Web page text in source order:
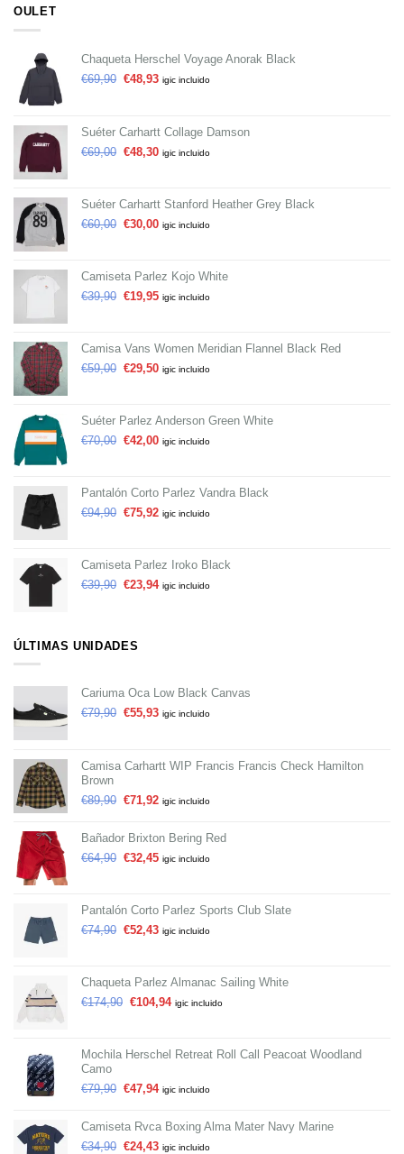
OULET
Chaqueta Herschel Voyage Anorak Black
€69,90 €48,93 igic incluido
Suéter Carhartt Collage Damson
€69,00 €48,30 igic incluido
Suéter Carhartt Stanford Heather Grey Black
€60,00 €30,00 igic incluido
Camiseta Parlez Kojo White
€39,90 €19,95 igic incluido
Camisa Vans Women Meridian Flannel Black Red
€59,00 €29,50 igic incluido
Suéter Parlez Anderson Green White
€70,00 €42,00 igic incluido
Pantalón Corto Parlez Vandra Black
€94,90 €75,92 igic incluido
Camiseta Parlez Iroko Black
€39,90 €23,94 igic incluido
ÚLTIMAS UNIDADES
Cariuma Oca Low Black Canvas
€79,90 €55,93 igic incluido
Camisa Carhartt WIP Francis Francis Check Hamilton
Brown
€89,90 €71,92 igic incluido
Bañador Brixton Bering Red
€64,90 €32,45 igic incluido
Pantalón Corto Parlez Sports Club Slate
€74,90 €52,43 igic incluido
Chaqueta Parlez Almanac Sailing White
€174,90 €104,94 igic incluido
Mochila Herschel Retreat Roll Call Peacoat Woodland
Camo
€79,90 €47,94 igic incluido
Camiseta Rvca Boxing Alma Mater Navy Marine
€34,90 €24,43 igic incluido